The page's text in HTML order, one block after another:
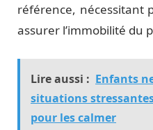
référence, nécessitant
assurer l’immobilité du
Lire aussi : Enfants
situations
pour les calmer